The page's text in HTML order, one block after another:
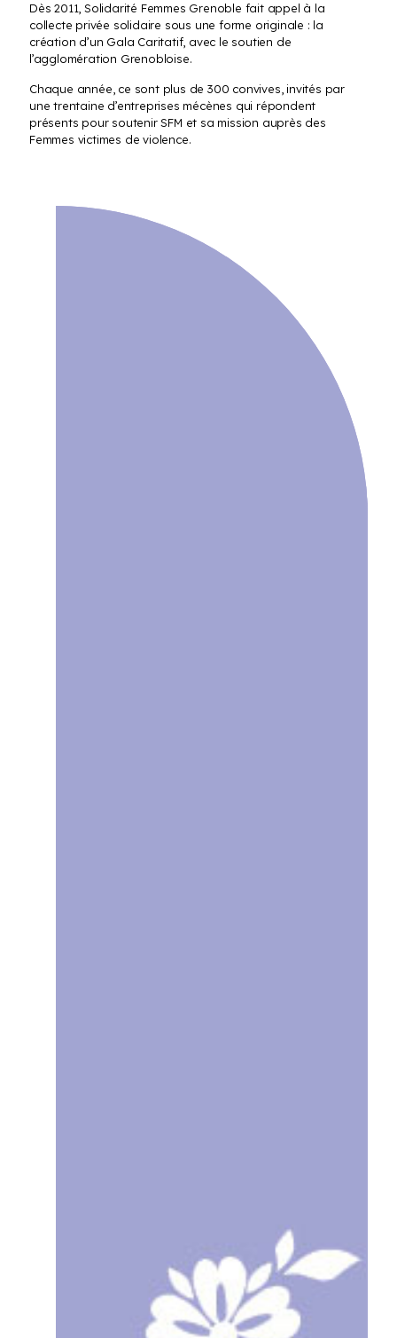
Dès 2011, Solidarité Femmes Grenoble fait appel à la
collecte privée solidaire sous une forme originale : la
création d’un Gala Caritatif, avec le soutien de
l’agglomération Grenobloise.
Chaque année, ce sont plus de 300 convives, invités par
une trentaine d’entreprises mécènes qui répondent
présents pour soutenir SFM et sa mission auprès des
Femmes victimes de violence.